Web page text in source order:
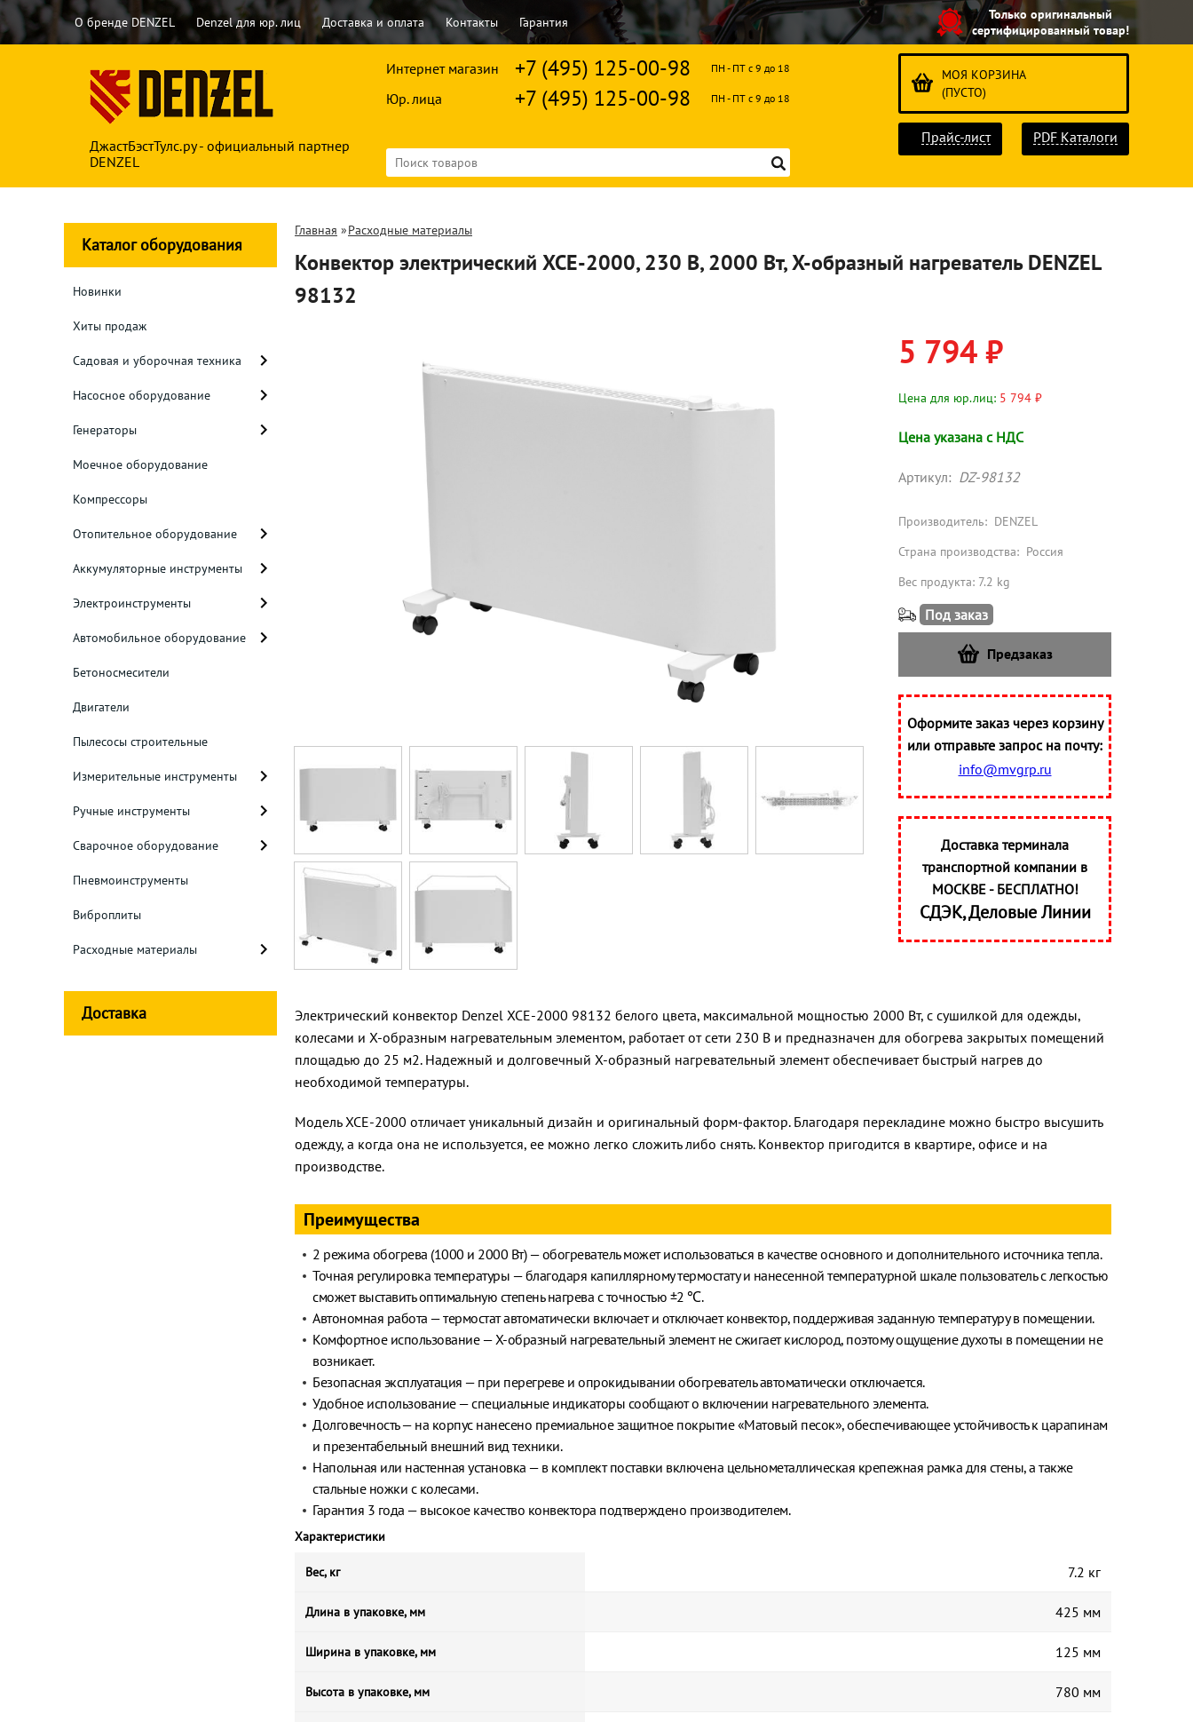
О бренде DENZEL Denzel для юр. лиц Доставка и оплата Контакты Гарантия
Только оригинальный
сертифицированный товар!
ДжастБэстТулс.ру - официальный партнер
DENZEL
Интернет магазин +7 (495) 125-00-98 ПН - ПТ с 9 до 18
Юр. лица +7 (495) 125-00-98 ПН - ПТ с 9 до 18
МОЯ КОРЗИНА
(ПУСТО)
Прайс-лист PDF Каталоги
Каталог оборудования
Новинки
Хиты продаж
Садовая и уборочная техника
Насосное оборудование
Генераторы
Моечное оборудование
Компрессоры
Отопительное оборудование
Аккумуляторные инструменты
Электроинструменты
Автомобильное оборудование
Бетоносмесители
Двигатели
Пылесосы строительные
Измерительные инструменты
Ручные инструменты
Сварочное оборудование
Пневмоинструменты
Виброплиты
Расходные материалы
Доставка
Главная »Расходные материалы
Конвектор электрический XCE-2000, 230 В, 2000 Вт, X-образный нагреватель DENZEL
98132
5 794 ₽
Цена для юр.лиц: 5 794 ₽
Цена указана с НДС
Артикул: DZ-98132
Производитель: DENZEL
Страна производства: Россия
Вес продукта: 7.2 kg
Под заказ
Предзаказ
Оформите заказ через корзину
или отправьте запрос на почту:
info@mvgrp.ru
Доставка терминала
транспортной компании в
МОСКВЕ - БЕСПЛАТНО!
СДЭК, Деловые Линии
Электрический конвектор Denzel XCE-2000 98132 белого цвета, максимальной мощностью 2000 Вт, с сушилкой для одежды,
колесами и X-образным нагревательным элементом, работает от сети 230 В и предназначен для обогрева закрытых помещений
площадью до 25 м2. Надежный и долговечный X-образный нагревательный элемент обеспечивает быстрый нагрев до
необходимой температуры.
Модель XCE-2000 отличает уникальный дизайн и оригинальный форм-фактор. Благодаря перекладине можно быстро высушить
одежду, а когда она не используется, ее можно легко сложить либо снять. Конвектор пригодится в квартире, офисе и на
производстве.
Преимущества
2 режима обогрева (1000 и 2000 Вт) — обогреватель может использоваться в качестве основного и дополнительного источника тепла.
Точная регулировка температуры — благодаря капиллярному термостату и нанесенной температурной шкале пользователь с легкостью
сможет выставить оптимальную степень нагрева с точностью ±2 ℃.
Автономная работа — термостат автоматически включает и отключает конвектор, поддерживая заданную температуру в помещении.
Комфортное использование — X-образный нагревательный элемент не сжигает кислород, поэтому ощущение духоты в помещении не
возникает.
Безопасная эксплуатация — при перегреве и опрокидывании обогреватель автоматически отключается.
Удобное использование — специальные индикаторы сообщают о включении нагревательного элемента.
Долговечность — на корпус нанесено премиальное защитное покрытие «Матовый песок», обеспечивающее устойчивость к царапинам
и презентабельный внешний вид техники.
Напольная или настенная установка — в комплект поставки включена цельнометаллическая крепежная рамка для стены, а также
стальные ножки с колесами.
Гарантия 3 года — высокое качество конвектора подтверждено производителем.
Характеристики
Вес, кг 7.2 кг
Длина в упаковке, мм 425 мм
Ширина в упаковке, мм 125 мм
Высота в упаковке, мм 780 мм